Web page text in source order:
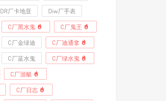
DR厂卡地亚 Diw厂手表
C厂黑水鬼 C厂鬼王
C厂金绿迪 C厂迪通拿
C厂蓝水鬼 C厂绿水鬼
C厂游艇
C厂日志